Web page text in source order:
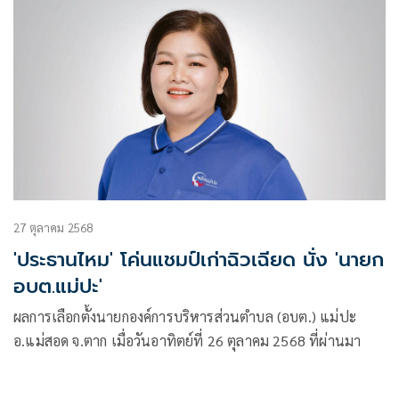
27 ตุลาคม 2568
'ประธานไหม' โค่นแชมป์เก่าฉิวเฉียด นั่ง 'นายก
อบต.แม่ปะ'
ผลการเลือกตั้งนายกองค์การบริหารส่วนตำบล (อบต.) แม่ปะ
อ.แม่สอด จ.ตาก เมื่อวันอาทิตย์ที่ 26 ตุลาคม 2568 ที่ผ่านมา